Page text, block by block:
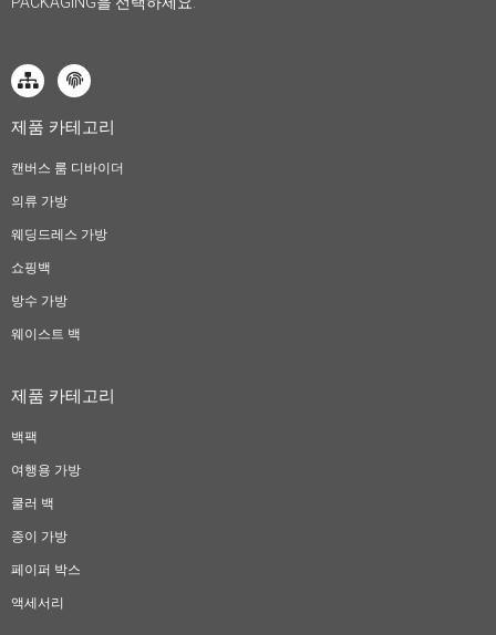
제품 카테고리
캔버스 룸 디바이더
의류 가방
웨딩드레스 가방
쇼핑백
방수 가방
웨이스트 백
제품 카테고리
백팩
여행용 가방
쿨러 백
종이 가방
페이퍼 박스
액세서리